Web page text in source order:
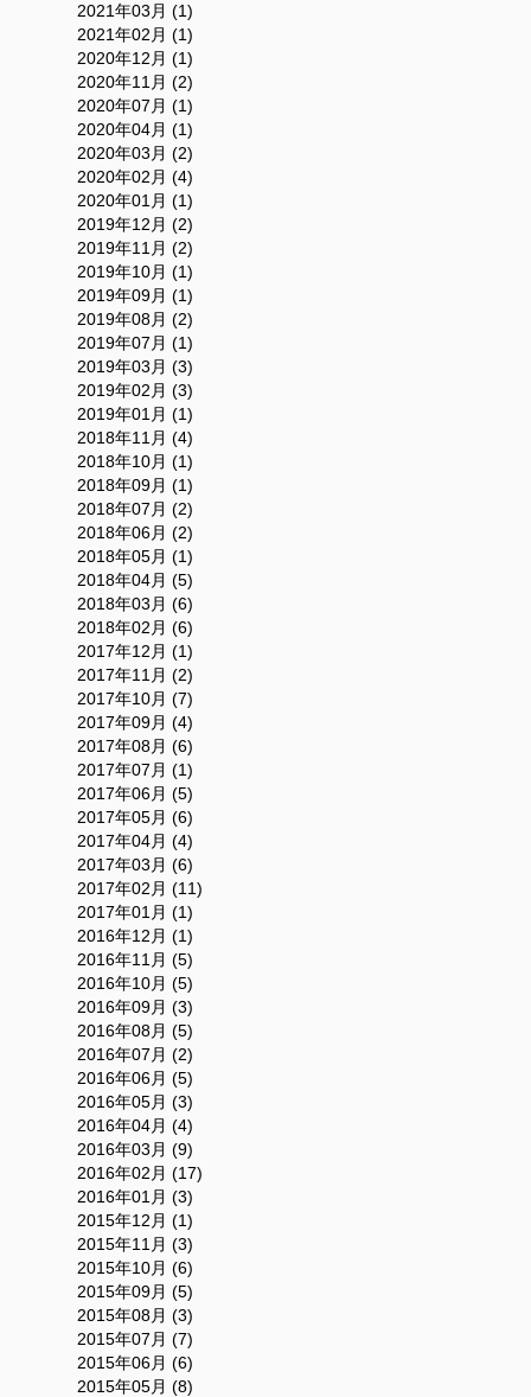
2021年03月 (1)
2021年02月 (1)
2020年12月 (1)
2020年11月 (2)
2020年07月 (1)
2020年04月 (1)
2020年03月 (2)
2020年02月 (4)
2020年01月 (1)
2019年12月 (2)
2019年11月 (2)
2019年10月 (1)
2019年09月 (1)
2019年08月 (2)
2019年07月 (1)
2019年03月 (3)
2019年02月 (3)
2019年01月 (1)
2018年11月 (4)
2018年10月 (1)
2018年09月 (1)
2018年07月 (2)
2018年06月 (2)
2018年05月 (1)
2018年04月 (5)
2018年03月 (6)
2018年02月 (6)
2017年12月 (1)
2017年11月 (2)
2017年10月 (7)
2017年09月 (4)
2017年08月 (6)
2017年07月 (1)
2017年06月 (5)
2017年05月 (6)
2017年04月 (4)
2017年03月 (6)
2017年02月 (11)
2017年01月 (1)
2016年12月 (1)
2016年11月 (5)
2016年10月 (5)
2016年09月 (3)
2016年08月 (5)
2016年07月 (2)
2016年06月 (5)
2016年05月 (3)
2016年04月 (4)
2016年03月 (9)
2016年02月 (17)
2016年01月 (3)
2015年12月 (1)
2015年11月 (3)
2015年10月 (6)
2015年09月 (5)
2015年08月 (3)
2015年07月 (7)
2015年06月 (6)
2015年05月 (8)